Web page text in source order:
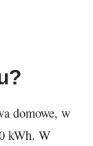
domowe, w
kWh. W